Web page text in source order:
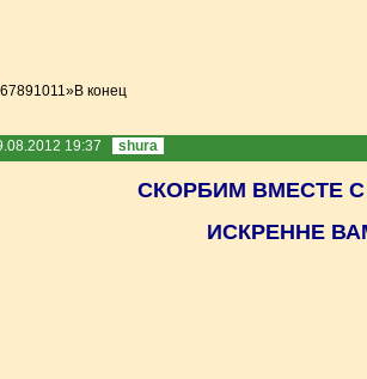
67891011»В конец
19:37 shura
СКОРБИМ ВМЕСТЕ
ИСКРЕННЕ